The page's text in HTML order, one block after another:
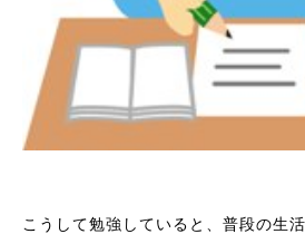
こうして勉強していると、普段の生